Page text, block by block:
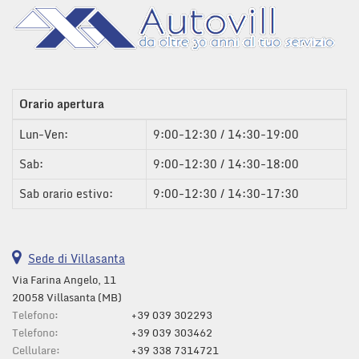
Immobilizzatore elettronico • Park Distance Control • Sedile
posteriore sdoppiato • Servosterzo • Specchietti laterali elettrici
Orario apertura
Lun-Ven:
9:00-12:30 / 14:30-19:00
Sab:
9:00-12:30 / 14:30-18:00
Sab orario estivo:
9:00-12:30 / 14:30-17:30
Sede di Villasanta
Via Farina Angelo, 11
20058 Villasanta (MB)
Telefono:
+39 039 302293
Telefono:
+39 039 303462
Cellulare:
+39 338 7314721
Salva
le
impostazioni